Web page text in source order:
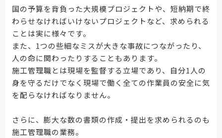
国の予算を背負った大規模プロジェクトや、短納期で終
わらせなければいけないプロジェクトなど、求められる
ことは実に様々です。
また、1つの些細なミスが大きな事故につながったり、
人の命に関わったりすることもあります。
施工管理職とは現場を監督する立場であり、自分1人の
身を守るだけでなく現場で働く全ての作業員の安全に気
を配らなければなりません。
さらに、膨大な数の書類の作成・提出を求められるのも
施工管理職の業務。